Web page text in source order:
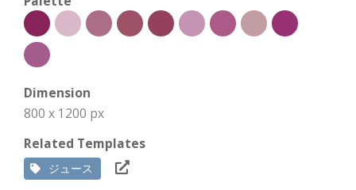
Dimension
800 x 1200 px
Related Templates
ジュース